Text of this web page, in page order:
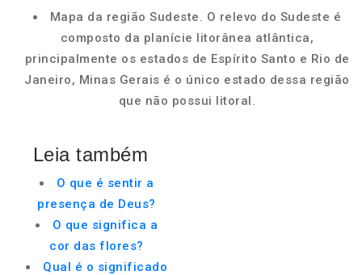
Mapa da região Sudeste. O relevo do Sudeste é
composto da planície litorânea atlântica,
principalmente os estados de Espírito Santo e Rio de
Janeiro, Minas Gerais é o único estado dessa região
que não possui litoral.
Leia também
O que é sentir a
presença de Deus?
O que significa a
cor das flores?
Qual é o significado